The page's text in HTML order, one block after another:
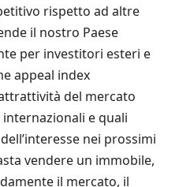
rispetto ad altre
il nostro Paese
per investitori esteri e
appeal index
del mercato
e quali
nei prossimi
vendere un immobile,
il mercato, il